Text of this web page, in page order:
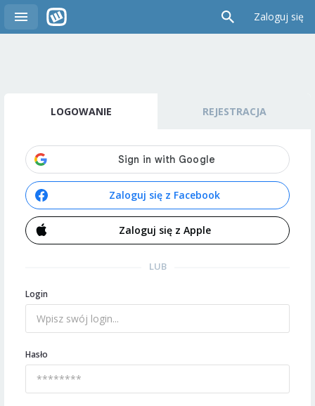
Zaloguj się
LOGOWANIE REJESTRACJA
Zaloguj się z Facebook
Zaloguj się z Apple
LUB
Login
Hasło